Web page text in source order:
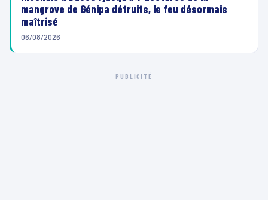
mangrove de Génipa détruits, le feu désormais
maîtrisé
06/08/2026
PUBLICITÉ